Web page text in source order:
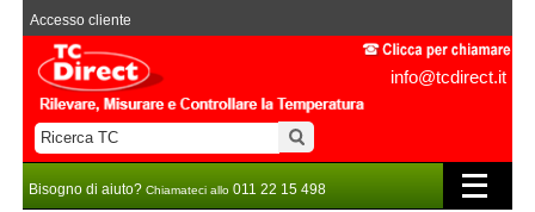
info@tcdirect.it
Accesso cliente
Bisogno di aiuto? Chiamateci allo 011 22 15 498